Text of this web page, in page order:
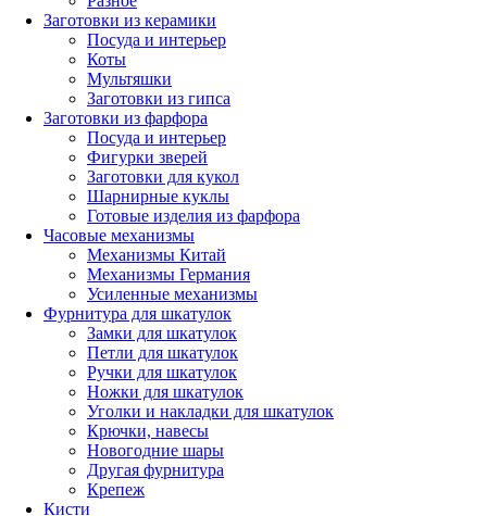
Заготовки из керамики
Посуда и интерьер
Коты
Мультяшки
Заготовки из гипса
Заготовки из фарфора
Посуда и интерьер
Фигурки зверей
Заготовки для кукол
Шарнирные куклы
Готовые изделия из фарфора
Часовые механизмы
Механизмы Китай
Механизмы Германия
Усиленные механизмы
Фурнитура для шкатулок
Замки для шкатулок
Петли для шкатулок
Ручки для шкатулок
Ножки для шкатулок
Уголки и накладки для шкатулок
Крючки, навесы
Новогодние шары
Другая фурнитура
Крепеж
Кисти